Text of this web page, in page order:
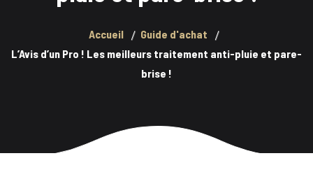
Accueil
Guide d'achat
L’Avis d’un Pro ! Les meilleurs traitement anti-pluie et pare-
brise !